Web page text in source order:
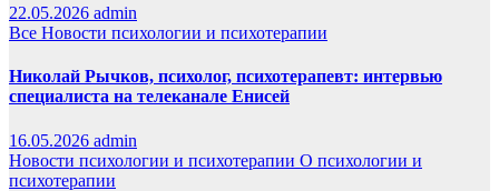
22.05.2026 admin
Все Новости психологии и психотерапии
Николай Рычков, психолог, психотерапевт: интервью
специалиста на телеканале Енисей
16.05.2026 admin
Новости психологии и психотерапии О психологии и
психотерапии